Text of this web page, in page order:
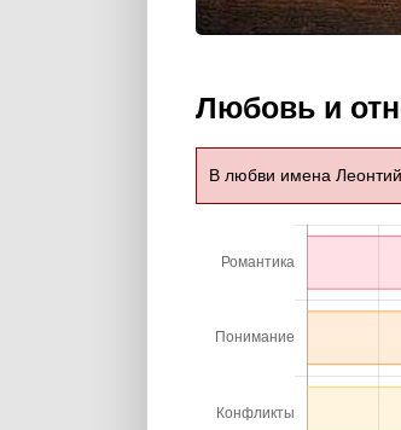
Любовь и
В любви имена